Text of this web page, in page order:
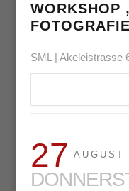
WORKSHOP
SML | Akeleistrasse
27 AUGUST